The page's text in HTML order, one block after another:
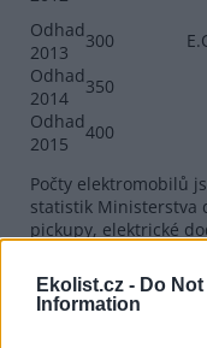
Ekolist.cz - Do
Information
Odhad
2013
300
Odhad
2014
350
Odhad
2015
400
Počty elektromobilů
statistik Ministerstva
pickupy, elektrické
Počty elektromobilů
prakticky pouze